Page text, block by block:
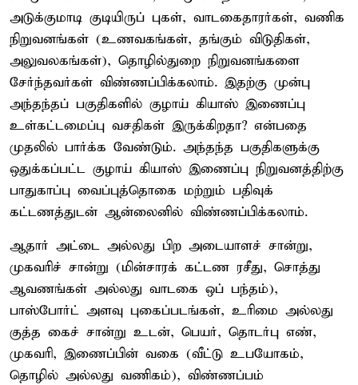
அடுக்குமாடி குடியிருப் புகள், வாடகைதாரர்கள், வணிக
நிறுவனங்கள் (உணவகங்கள், தங்கும் விடுதிகள்,
அலுவலகங்கள்), தொழில்துறை நிறுவனங்களை
சேர்ந்தவர்கள் விண்ணப்பிக்கலாம். இதற்கு முன்பு
அந்தந்தப் பகுதிகளில் குழாய் கியாஸ் இணைப்பு
உள்கட்டமைப்பு வசதிகள் இருக்கிறதா? என்பதை
முதலில் பார்க்க வேண்டும். அந்தந்த பகுதிகளுக்கு
ஒதுக்கப்பட்ட குழாய் கியாஸ் இணைப்பு நிறுவனத்திற்கு
பாதுகாப்பு வைப்புத்தொகை மற்றும் பதிவுக்
கட்டணத்துடன் ஆன்லைனில் விண்ணப்பிக்கலாம்.
ஆதார் அட்டை அல்லது பிற அடையாளச் சான்று,
முகவரிச் சான்று (மின்சாரக் கட்டண ரசீது, சொத்து
ஆவணங்கள் அல்லது வாடகை ஒப் பந்தம்),
பாஸ்போர்ட் அளவு புகைப்படங்கள், உரிமை அல்லது
குத்த கைச் சான்று உடன், பெயர், தொடர்பு எண்,
முகவரி, இணைப்பின் வகை (வீட்டு உபயோகம்,
தொழில் அல்லது வணிகம்), விண்ணப்பம்